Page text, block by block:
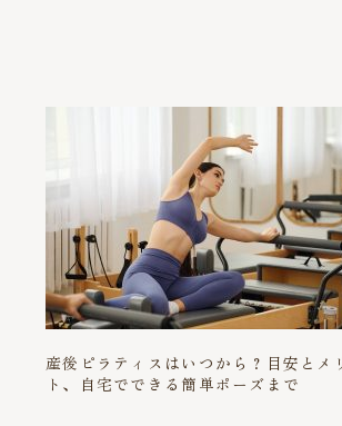
産後ピラティスはいつから？目安とメ
ト、自宅でできる簡単ポーズまで